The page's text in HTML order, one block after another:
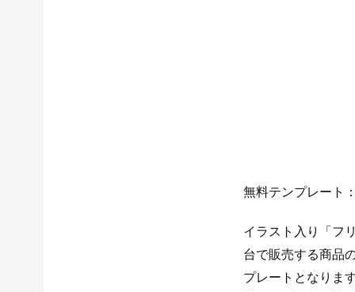
無料テンプレート
イラスト入り「フ
台で販売する商品
プレートとなりま